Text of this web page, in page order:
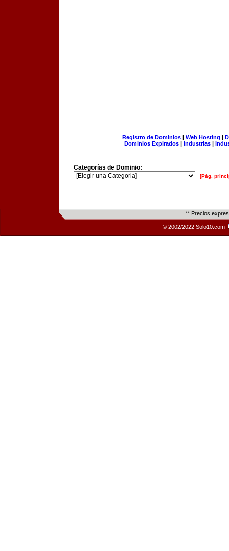
Registro de Dominios| Web Hosting |
Dominios Expirados | Industrias |
Categorías de Dominio:
[Pág.
** Precios
© 2002/2022 Solo10.com